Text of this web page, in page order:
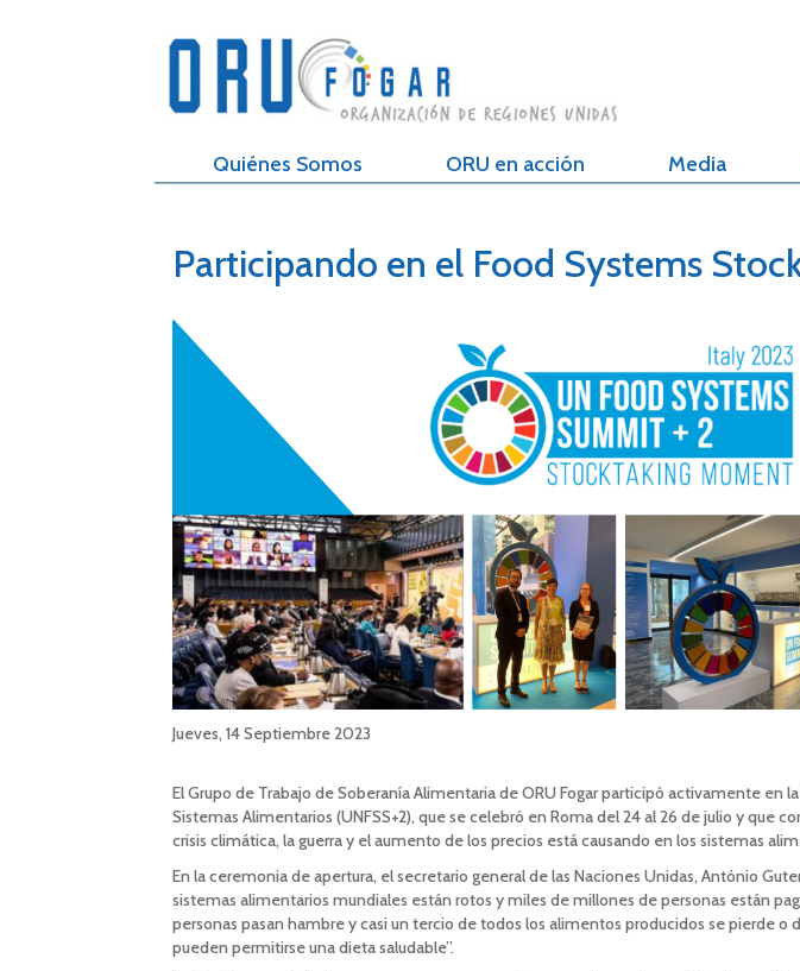
Quiénes Somos ORU en acción Media
Participando en el Food Systems
Jueves, 14 Septiembre 2023
El Grupo de Trabajo de Soberanía Alimentaria de ORU Fogar participó activamente en
Sistemas Alimentarios (UNFSS+2), que se celebró en Roma del 24 al 26 de julio y que
crisis climática, la guerra y el aumento de los precios está causando en los sistemas
En la ceremonia de apertura, el secretario general de las Naciones Unidas, António
sistemas alimentarios mundiales están rotos y miles de millones de personas están
personas pasan hambre y casi un tercio de todos los alimentos producidos se pierde o
pueden permitirse una dieta saludable”.